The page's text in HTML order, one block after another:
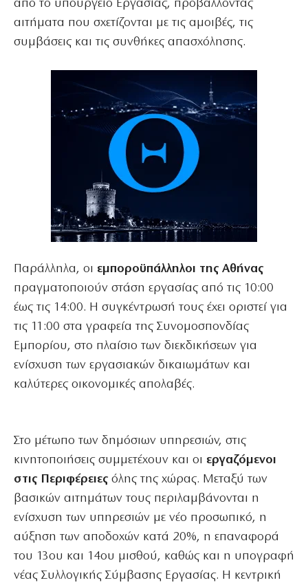
από το υπουργείο Εργασίας, προβάλλοντας
αιτήματα που σχετίζονται με τις αμοιβές, τις
συμβάσεις και τις συνθήκες απασχόλησης.
Παράλληλα, οι εμποροϋπάλληλοι της Αθήνας
πραγματοποιούν στάση εργασίας από τις 10:00
έως τις 14:00. Η συγκέντρωσή τους έχει οριστεί για
τις 11:00 στα γραφεία της Συνομοσπονδίας
Εμπορίου, στο πλαίσιο των διεκδικήσεων για
ενίσχυση των εργασιακών δικαιωμάτων και
καλύτερες οικονομικές απολαβές.
Στο μέτωπο των δημόσιων υπηρεσιών, στις
κινητοποιήσεις συμμετέχουν και οι εργαζόμενοι
στις Περιφέρειες όλης της χώρας. Μεταξύ των
βασικών αιτημάτων τους περιλαμβάνονται η
ενίσχυση των υπηρεσιών με νέο προσωπικό, η
αύξηση των αποδοχών κατά 20%, η επαναφορά
του 13ου και 14ου μισθού, καθώς και η υπογραφή
νέας Συλλογικής Σύμβασης Εργασίας. Η κεντρική